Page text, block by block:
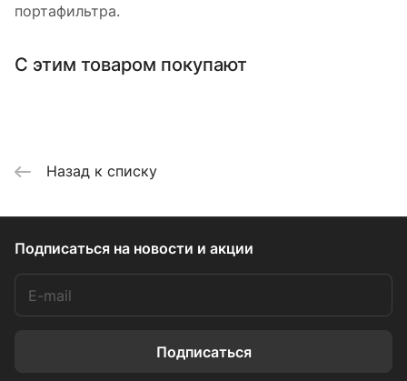
портафильтра.
С этим товаром покупают
Назад к списку
Подписаться на новости и акции
Подписаться